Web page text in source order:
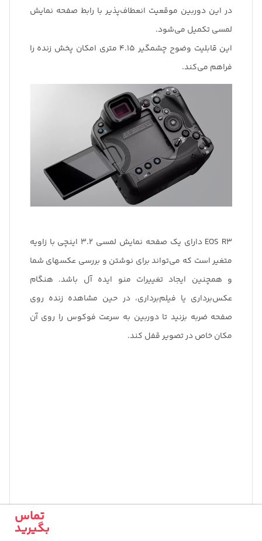
تماس
بگیرید
در این دوربین موقعیت انعطاف‌پذیر با رابط صفحه نمایش
لمسی تکمیل می‌شود.
این قابلیت وضوح چشمگیر 4.15 متری امکان پخش زنده را
فراهم می‌کند.
EOS R3 دارای یک صفحه نمایش لمسی 3.2 اینچی با زاویه
متغیر است که می‌تواند برای نوشتن و بررسی عکسهای شما
و همچنین ایجاد تغییرات منو ایده آل باشد. هنگام
عکس‌برداری یا فیلم‌برداری، در حین مشاهده زنده روی
صفحه ضربه بزنید تا دوربین به سرعت فوکوس را روی آن
مکان خاص در تصویر قفل کند.
EOS R3 راه های زیادی برای ارتباط طبیعی و ارگونومیک با